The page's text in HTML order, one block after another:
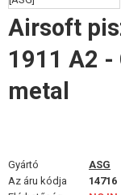
OUTDOOR,
ÉPÍTŐKÉSZLETEK,
Airsoft
1911 A2 -
metal
Gyártó
ASG
Az áru kódja
14716